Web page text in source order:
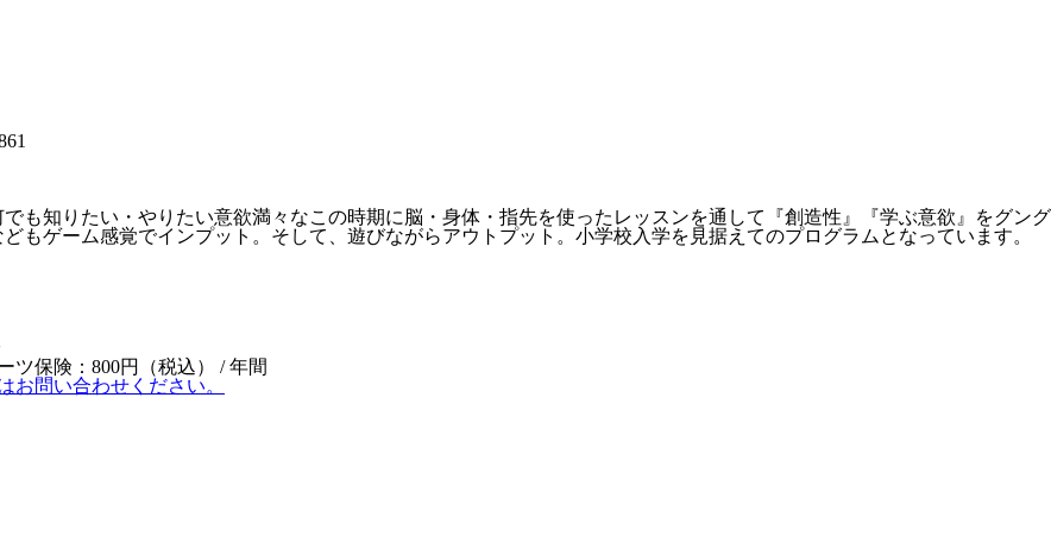
も知りたい・やりたい意欲満々なこの時期に脳・身体・指先を使ったレッスンを通して『創造性』『学ぶ意欲』をグング
もゲーム感覚でインプット。そして、遊びながらアウトプット。小学校入学を見据えてのプログラムとなっています。
保険：800円（税込） / 年間
お問い合わせください。